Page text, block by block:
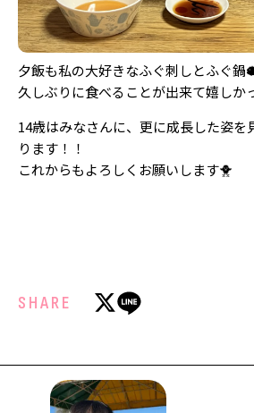
夕飯も私の大好きなふぐ刺しとふぐ鍋
久しぶりに食べることが出来て嬉しか
14歳はみなさんに、更に成長した姿を
ります！！
これからもよろしくお願いします🐥
SHARE